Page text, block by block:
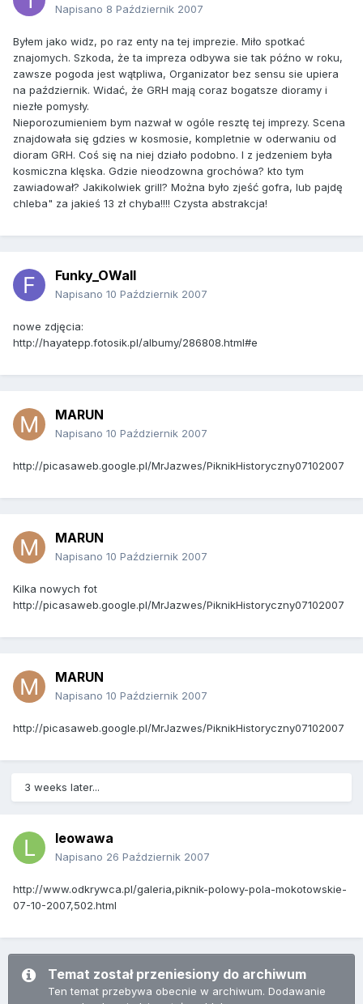
Napisano 8 Październik 2007
Byłem jako widz, po raz enty na tej imprezie. Miło spotkać
znajomych. Szkoda, że ta impreza odbywa sie tak późno w roku,
zawsze pogoda jest wątpliwa, Organizator bez sensu sie upiera
na październik. Widać, że GRH mają coraz bogatsze dioramy i
niezłe pomysły.
Nieporozumieniem bym nazwał w ogóle resztę tej imprezy. Scena
znajdowała się gdzies w kosmosie, kompletnie w oderwaniu od
dioram GRH. Coś się na niej działo podobno. I z jedzeniem była
kosmiczna klęska. Gdzie nieodzowna grochówa? kto tym
zawiadował? Jakikolwiek grill? Można było zjeść gofra, lub pajdę
chleba" za jakieś 13 zł chyba!!!! Czysta abstrakcja!
Funky_OWall
Napisano 10 Październik 2007
nowe zdjęcia:
http://hayatepp.fotosik.pl/albumy/286808.html#e
MARUN
Napisano 10 Październik 2007
http://picasaweb.google.pl/MrJazwes/PiknikHistoryczny07102007
MARUN
Napisano 10 Październik 2007
Kilka nowych fot
http://picasaweb.google.pl/MrJazwes/PiknikHistoryczny07102007
MARUN
Napisano 10 Październik 2007
http://picasaweb.google.pl/MrJazwes/PiknikHistoryczny07102007
3 weeks later...
leowawa
Napisano 26 Październik 2007
http://www.odkrywca.pl/galeria,piknik-polowy-pola-mokotowskie-
07-10-2007,502.html
Temat został przeniesiony do archiwum
Ten temat przebywa obecnie w archiwum. Dodawanie